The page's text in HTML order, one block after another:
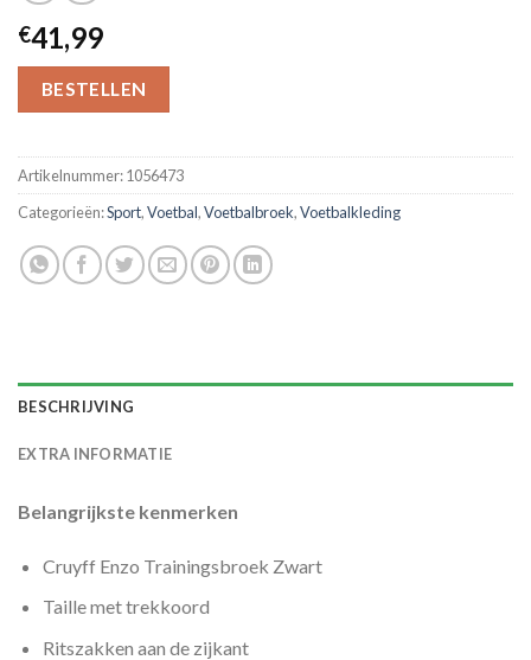
€41,99
BESTELLEN
Artikelnummer:1056473
Categorieën:Sport,Voetbal,Voetbalbroek,Voetbalkleding
BESCHRIJVING
EXTRA INFORMATIE
Belangrijkste kenmerken
Cruyff Enzo Trainingsbroek Zwart
Taille met trekkoord
Ritszakken aan de zijkant